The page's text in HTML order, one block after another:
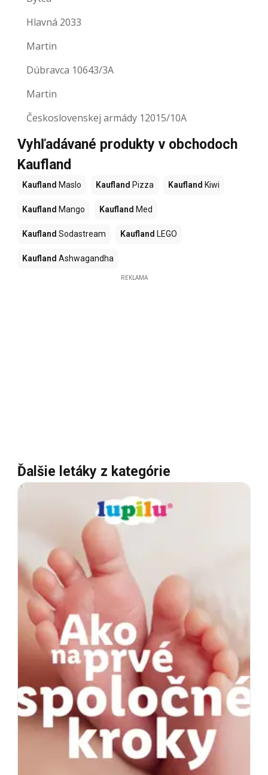
Hlavná 2033
Martin
Dúbravca 10643/3A
Martin
Československej armády 12015/10A
Vyhľadávané produkty v obchodoch
Kaufland
Kaufland Maslo Kaufland Pizza Kaufland Kiwi
Kaufland Mango Kaufland Med
Kaufland Sodastream Kaufland LEGO
Kaufland Ashwagandha
REKLAMA
Ďalšie letáky z kategórie